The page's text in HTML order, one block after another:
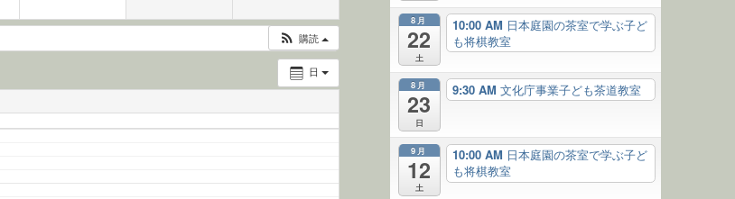
購読
日
8月
22
土
10:00 AM 日本庭園の茶室で学ぶ子ど
も将棋教室
8月
23
日
9:30 AM 文化庁事業子ども茶道教室
9月
12
土
10:00 AM 日本庭園の茶室で学ぶ子ど
も将棋教室